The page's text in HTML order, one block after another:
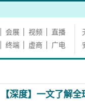
会展 视频
直播
终端 虚商 广电
【深度】一文了解